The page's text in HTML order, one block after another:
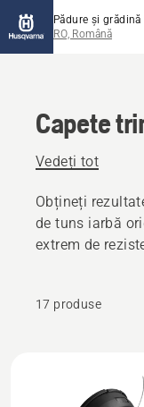
Pădure și grădină
RO, Română
Capete
Vedeți tot
Obțineți
de tuns iarbă
extrem de
17 produse
produsele